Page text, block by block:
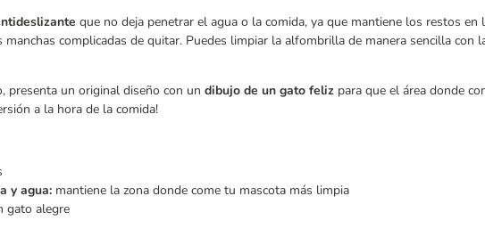
que no deja penetrar el agua o la comida, ya que mantiene los restos en
manchas complicadas de quitar. Puedes limpiar la alfombrilla de manera sencilla con
presenta un original diseño con un dibujo de un gato feliz para que el área donde
a la hora de la comida!
y agua: mantiene la zona donde come tu mascota más limpia
gato alegre